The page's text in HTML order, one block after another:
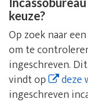
keuze?
Op zoek naar
om te
ingeschreven.
vindt op
deze
ingeschreven